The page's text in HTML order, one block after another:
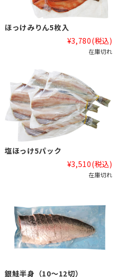
ほっけみりん5枚入
¥3,780(税込)
在庫切れ
塩ほっけ5パック
¥3,510(税込)
在庫切れ
銀鮭半身（10～12切）